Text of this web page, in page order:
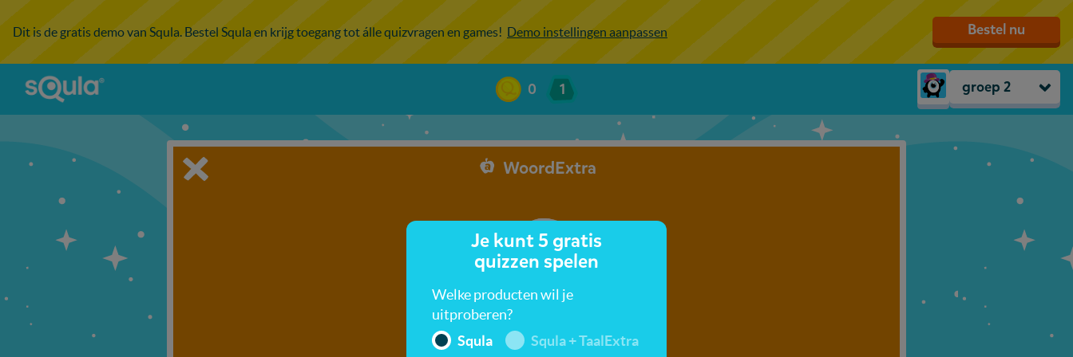
Dit is de gratis demo van Squla. Bestel Squla en krijg toegang tot álle quizvragen en games! Demo instellingen aanpassen Bestel nu
0 1 groep 2
groep 1
groep 4
groep 5
WoordExtra
Je kunt 5 gratis
quizzen spelen
Welke producten wil je
uitproberen?
Squla
Squla + TaalExtra